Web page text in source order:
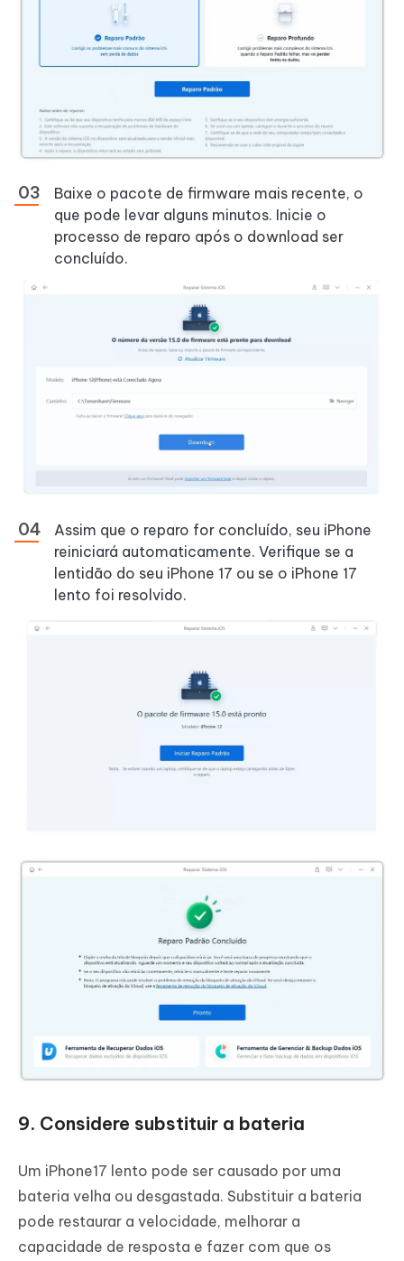
Baixe o pacote de firmware mais recente, o
que pode levar alguns minutos. Inicie o
processo de reparo após o download ser
concluído.
Assim que o reparo for concluído, seu iPhone
reiniciará automaticamente. Verifique se a
lentidão do seu iPhone 17 ou se o iPhone 17
lento foi resolvido.
9. Considere substituir a bateria
Um iPhone17 lento pode ser causado por uma
bateria velha ou desgastada. Substituir a bateria
pode restaurar a velocidade, melhorar a
capacidade de resposta e fazer com que os